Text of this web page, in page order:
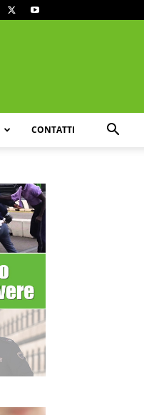
CONTATTI